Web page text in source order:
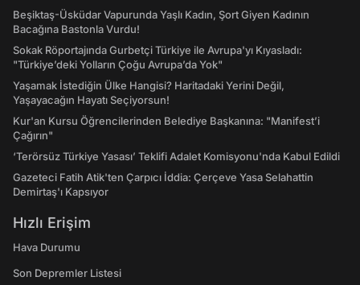
Beşiktaş-Üsküdar Vapurunda Yaşlı Kadın, Şort Giyen Kadının
Bacağına Bastonla Vurdu!
Sokak Röportajında Gurbetçi Türkiye ile Avrupa'yı Kıyasladı:
"Türkiye’deki Yolların Çoğu Avrupa’da Yok"
Yaşamak İstediğin Ülke Hangisi? Haritadaki Yerini Değil,
Yaşayacağın Hayatı Seçiyorsun!
Kur'an Kursu Öğrencilerinden Belediye Başkanına: "Manifest’i
Çağırın"
‘Terörsüz Türkiye Yasası’ Teklifi Adalet Komisyonu'nda Kabul Edildi
Gazeteci Fatih Atik'ten Çarpıcı İddia: Çerçeve Yasa Selahattin
Demirtaş'ı Kapsıyor
Hızlı Erişim
Hava Durumu
Son Depremler Listesi